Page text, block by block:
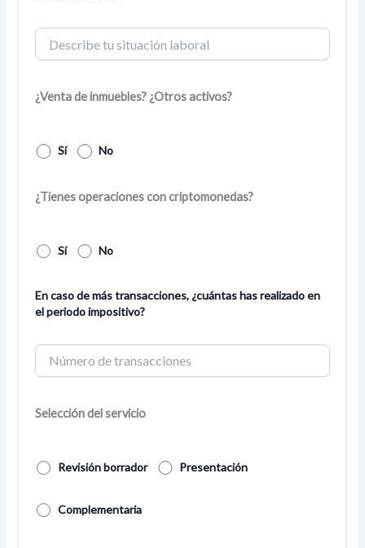
¿Venta de inmuebles? ¿Otros activos?
Sí No
¿Tienes operaciones con criptomonedas?
Sí No
En caso de más transacciones, ¿cuántas has realizado en
el periodo impositivo?
Selección del servicio
Revisión borrador Presentación
Complementaria